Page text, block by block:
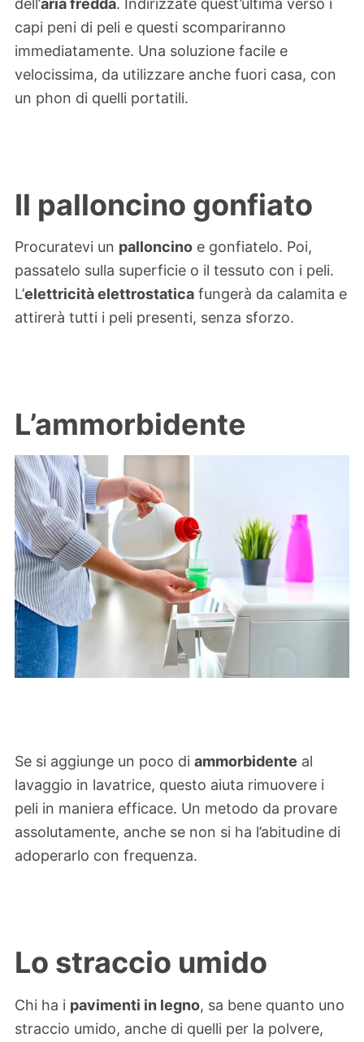
dell’aria fredda. Indirizzate quest’ultima verso i
capi peni di peli e questi scompariranno
immediatamente. Una soluzione facile e
velocissima, da utilizzare anche fuori casa, con
un phon di quelli portatili.
Il palloncino gonfiato
Procuratevi un palloncino e gonfiatelo. Poi,
passatelo sulla superficie o il tessuto con i peli.
L’elettricità elettrostatica fungerà da calamita e
attirerà tutti i peli presenti, senza sforzo.
L’ammorbidente
Se si aggiunge un poco di ammorbidente al
lavaggio in lavatrice, questo aiuta rimuovere i
peli in maniera efficace. Un metodo da provare
assolutamente, anche se non si ha l’abitudine di
adoperarlo con frequenza.
Lo straccio umido
Chi ha i pavimenti in legno, sa bene quanto uno
straccio umido, anche di quelli per la polvere,